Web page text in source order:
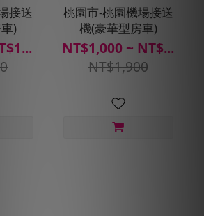
接送
)
桃園市-桃園機場接送
機(豪華型房車)
NT$1,000 ~ NT$...
NT$1,900